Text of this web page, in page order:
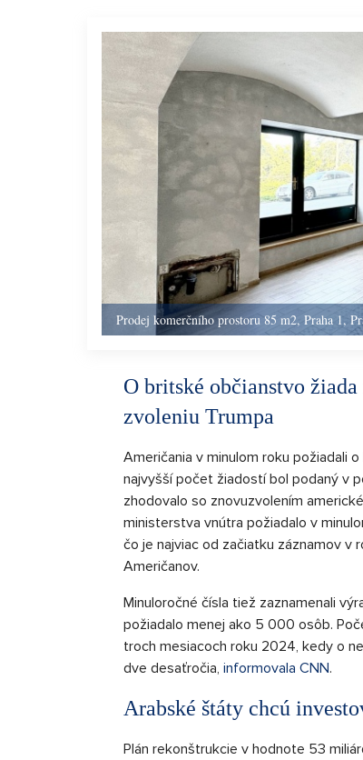
Prodej komerčního prostoru 85 m2, Praha 1,
O britské občianstvo
zvoleniu Trumpa
Američania v minulom roku požiadali
najvyšší počet žiadostí bol podaný v
zhodovalo so znovuzvolením
ministerstva vnútra požiadalo v
čo je najviac od začiatku záznamov
Američanov.
Minuloročné čísla tiež zaznamenali
požiadalo menej ako 5 000 osôb.
troch mesiacoch roku 2024, kedy o
dve desaťročia, informovala CNN.
Arabské štáty chcú
Plán rekonštrukcie v hodnote 53